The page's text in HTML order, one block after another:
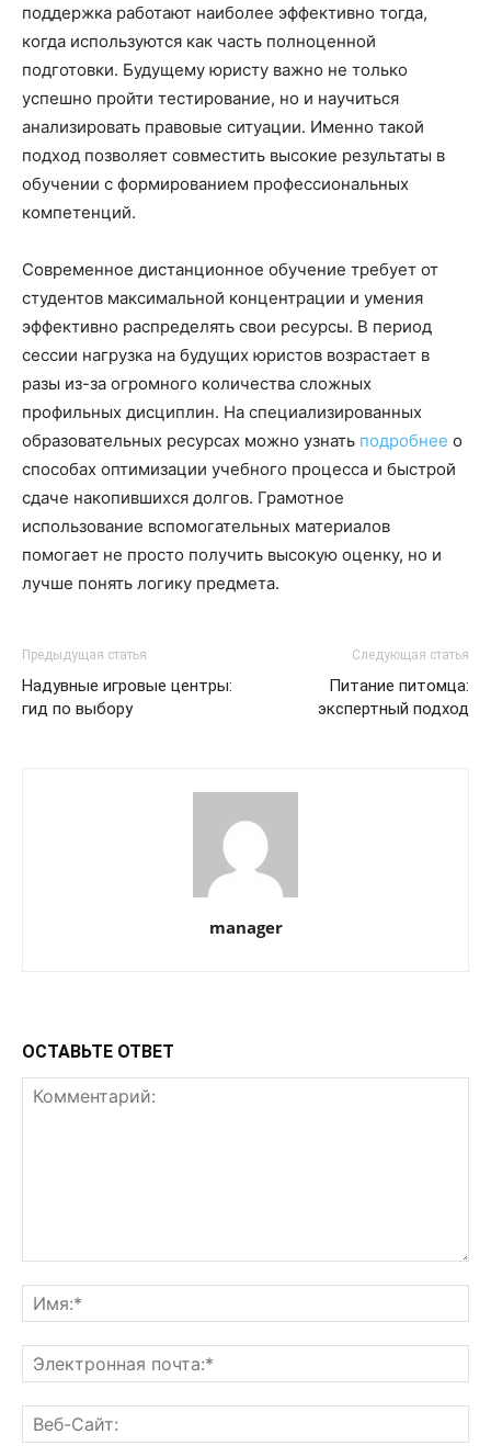
поддержка работают наиболее эффективно тогда,
когда используются как часть полноценной
подготовки. Будущему юристу важно не только
успешно пройти тестирование, но и научиться
анализировать правовые ситуации. Именно такой
подход позволяет совместить высокие результаты в
обучении с формированием профессиональных
компетенций.
Современное дистанционное обучение требует от
студентов максимальной концентрации и умения
эффективно распределять свои ресурсы. В период
сессии нагрузка на будущих юристов возрастает в
разы из-за огромного количества сложных
профильных дисциплин. На специализированных
образовательных ресурсах можно узнать подробнее о
способах оптимизации учебного процесса и быстрой
сдаче накопившихся долгов. Грамотное
использование вспомогательных материалов
помогает не просто получить высокую оценку, но и
лучше понять логику предмета.
Предыдущая статья
Надувные игровые центры:
гид по выбору
Следующая статья
Питание питомца:
экспертный подход
manager
ОСТАВЬТЕ ОТВЕТ